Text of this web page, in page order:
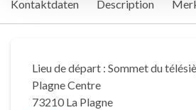
Kontaktdaten Description
Lieu de départ : Sommet du
Plagne Centre
73210 La Plagne